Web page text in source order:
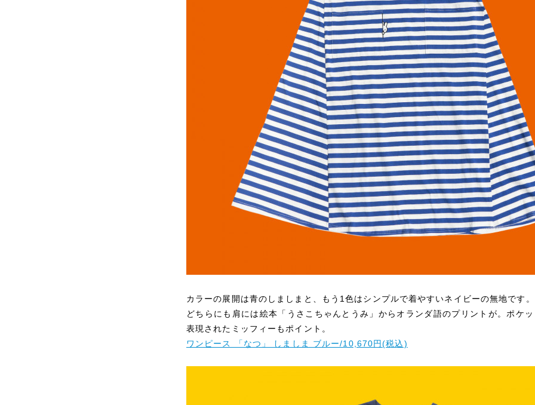
カラーの展開は青のしましまと、もう1色はシンプルで着やすいネイビーの無地です。
どちらにも肩には絵本「うさこちゃんとうみ」からオランダ語のプリントが。ポケ
表現されたミッフィーもポイント。
ワンピース 「なつ」 しましま ブルー/10,670円(税込)